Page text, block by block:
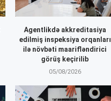
Agentlikdə akkreditasiya
edilmiş inspeksiya orqanları
ilə növbəti maarifləndirici
görüş keçirilib
05/08/2026